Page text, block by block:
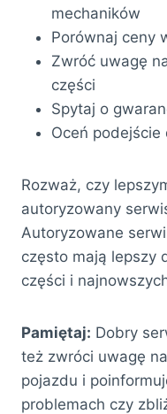
mechaników
Porównaj ceny
Zwróć uwagę
części
Spytaj o
Oceń podejście
Rozważ, czy
autoryzowany
Autoryzowane
często mają lepszy
części i
Pamiętaj: Dobry
też zwróci uwagę
pojazdu i
problemach czy